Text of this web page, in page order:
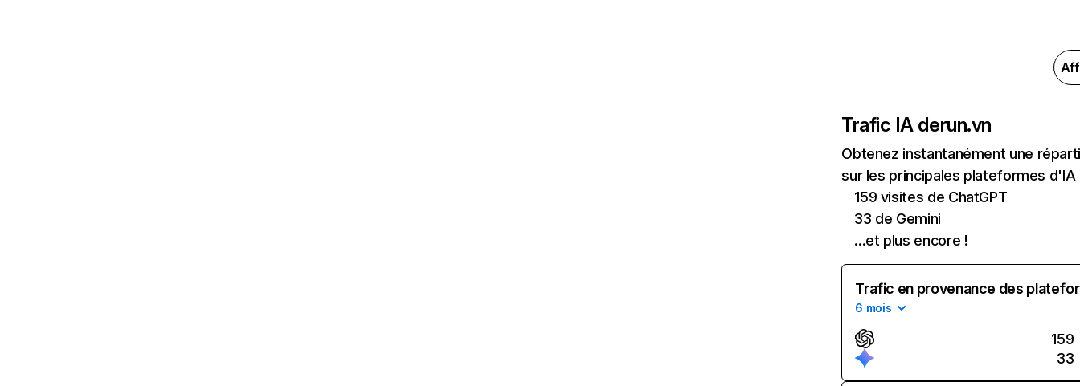
Trafic IA derun.vn
Obtenez instantanément une
sur les principales plateformes d'IA
159 visites de ChatGPT
33 de Gemini
...et plus encore !
Trafic en provenance des
6 mois
159
33